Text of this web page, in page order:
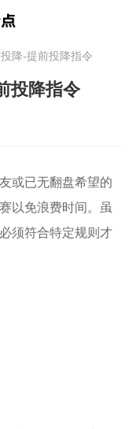
降-提前投降指令
投降指令
或已无翻盘希望的
以免浪费时间。虽
须符合特定规则才